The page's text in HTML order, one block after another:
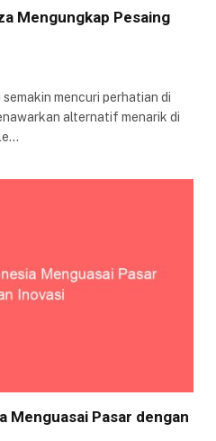
Mengungkap Pesaing
semakin mencuri perhatian di
alternatif menarik di
Menguasai Pasar dengan